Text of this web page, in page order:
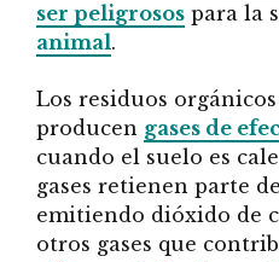
ser peligrosos para la
animal.
Los residuos orgánicos
producen gases de
cuando el suelo es
gases retienen parte
emitiendo dióxido de
otros gases que